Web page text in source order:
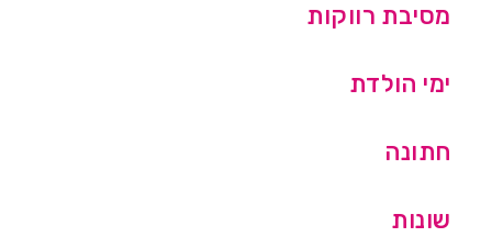
מסיבת רווקות
ימי הולדת
חתונה
שונות